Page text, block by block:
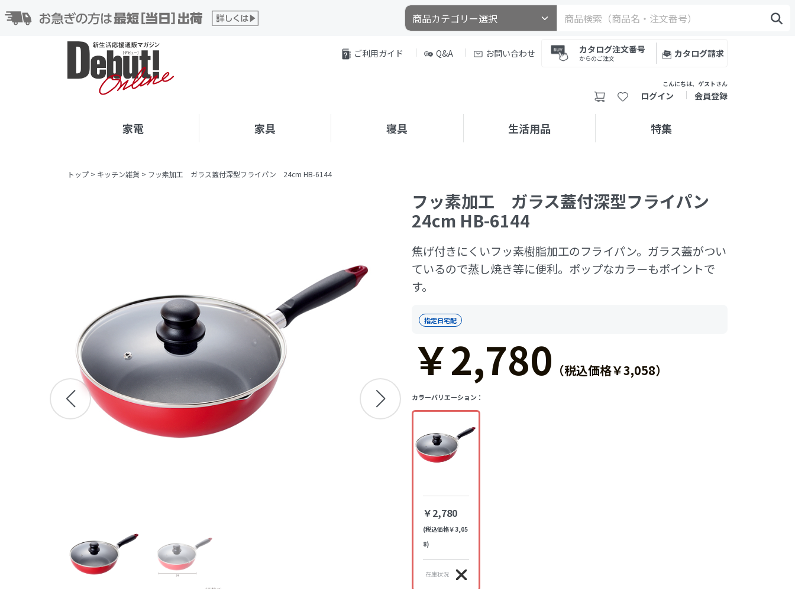
ご利用ガイド Q&A お問い合わせ カタログ注文番号
からのご注文 カタログ請求
こんにちは、ゲストさん
ログイン 会員登録
家電 家具 寝具 生活用品 特集
トップ > キッチン雑貨 > フッ素加工 ガラス蓋付深型フライパン 24cm HB-6144
フッ素加工 ガラス蓋付深型フライパン
24cm HB-6144
焦げ付きにくいフッ素樹脂加工のフライパン。ガラス蓋がつい
ているので蒸し焼き等に便利。ポップなカラーもポイントで
す。
指定日宅配
￥2,780 （税込価格￥3,058）
カラーバリエーション：
￥2,780
(税込価格￥3,05
8)
在庫状況